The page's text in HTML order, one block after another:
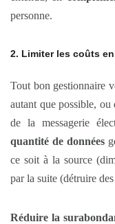
personne.
2. Limiter les coûts
Tout bon gestionnaire
autant que possible, ou
de la messagerie
quantité de données
ce soit à la source
par la suite (détruire des
Réduire la